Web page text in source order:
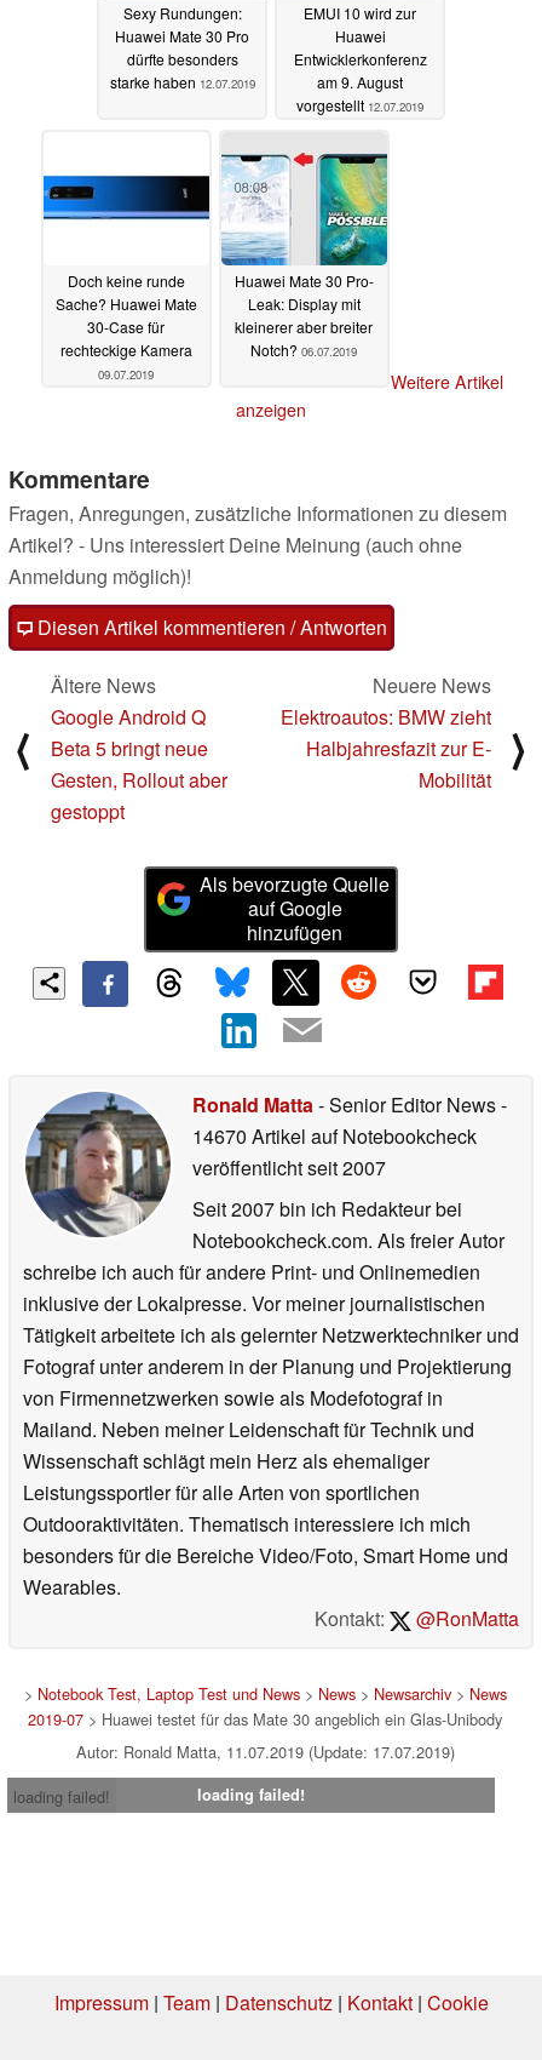
Sexy Rundungen:
Huawei Mate 30 Pro
dürfte besonders
starke haben 12.07.2019
EMUI 10 wird zur
Huawei
Entwicklerkonferenz
am 9. August
vorgestellt 12.07.2019
Doch keine runde
Sache? Huawei Mate
30-Case für
rechteckige Kamera
09.07.2019
Huawei Mate 30 Pro-
Leak: Display mit
kleinerer aber breiter
Notch? 06.07.2019
Weitere Artikel
anzeigen
Kommentare
Fragen, Anregungen, zusätzliche Informationen zu diesem
Artikel? - Uns interessiert Deine Meinung (auch ohne
Anmeldung möglich)!
Diesen Artikel kommentieren / Antworten
⟨
Ältere News
Google Android Q
Beta 5 bringt neue
Gesten, Rollout aber
gestoppt
Neuere News
Elektroautos: BMW zieht
Halbjahresfazit zur E-
Mobilität
⟩
Als bevorzugte Quelle
auf Google
hinzufügen
Ronald Matta- Senior Editor News-
14670 Artikel auf Notebookcheck
veröffentlichtseit 2007
Seit 2007 bin ich Redakteur bei
Notebookcheck.com. Als freier Autor
schreibe ich auch für andere Print- und Onlinemedien
inklusive der Lokalpresse. Vor meiner journalistischen
Tätigkeit arbeitete ich als gelernter Netzwerktechniker und
Fotograf unter anderem in der Planung und Projektierung
von Firmennetzwerken sowie als Modefotograf in
Mailand. Neben meiner Leidenschaft für Technik und
Wissenschaft schlägt mein Herz als ehemaliger
Leistungssportler für alle Arten von sportlichen
Outdooraktivitäten. Thematisch interessiere ich mich
besonders für die Bereiche Video/Foto, Smart Home und
Wearables.
Kontakt:
@RonMatta
> Notebook Test, Laptop Test und News> News> Newsarchiv> News
2019-07 > Huawei testet für das Mate 30 angeblich ein Glas-Unibody
Autor: Ronald Matta, 11.07.2019 (Update: 17.07.2019)
loading failed!
loading failed!
Impressum| Team| Datenschutz| Kontakt| Cookie